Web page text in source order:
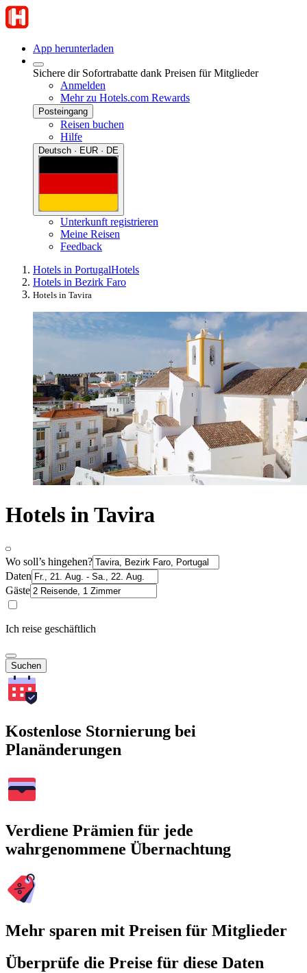
App herunterladen
Sichere dir Sofortrabatte dank Preisen für Mitglieder
Anmelden
Mehr zu Hotels.com Rewards
Posteingang
Reisen buchen
Hilfe
Deutsch · EUR · DE
Unterkunft registrieren
Meine Reisen
Feedback
Hotels in PortugalHotels
Hotels in Bezirk Faro
Hotels in Tavira
Hotels in Tavira
Wo soll’s hingehen?
Daten
Gäste
Ich reise geschäftlich
Suchen
Kostenlose Stornierung bei
Planänderungen
Verdiene Prämien für jede
wahrgenommene Übernachtung
Mehr sparen mit Preisen für Mitglieder
Überprüfe die Preise für diese Daten